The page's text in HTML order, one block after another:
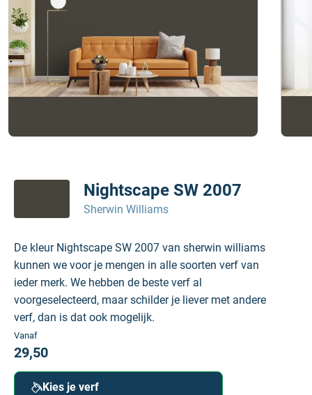
Nightscape SW 2007
Sherwin Williams
De kleur Nightscape SW 2007 van sherwin williams
kunnen we voor je mengen in alle soorten verf van
ieder merk. We hebben de beste verf al
voorgeselecteerd, maar schilder je liever met andere
verf, dan is dat ook mogelijk.
Vanaf
29,50
Kies je verf